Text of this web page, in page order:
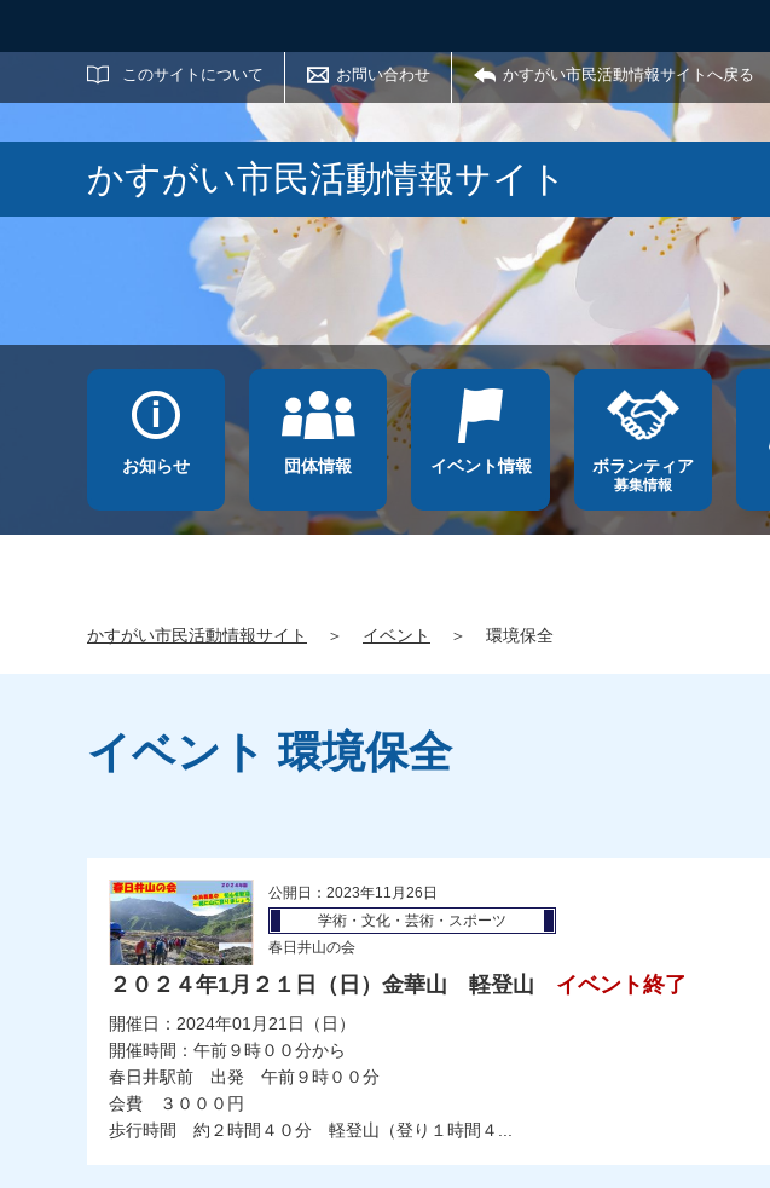
このサイトについて お問い合わせ かすがい市民活動情報サイトへ戻る
サイト内検索
かすがい市民活動情報サイト
お知らせ 団体情報 イベント情報 ボランティア
募集情報
かすがい市民活動情報サイト ＞ イベント ＞ 環境保全
イベント 環境保全
公開日：2023年11月26日
学術・文化・芸術・スポーツ
春日井山の会
２０２４年1月２１日（日）金華山 軽登山 イベント終了
開催日：2024年01月21日（日）
開催時間：午前９時００分から
春日井駅前 出発 午前９時００分
会費 ３０００円
歩行時間 約２時間４０分 軽登山（登り１時間４...